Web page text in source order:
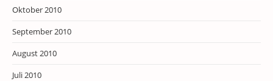
Oktober 2010
September 2010
August 2010
Juli 2010